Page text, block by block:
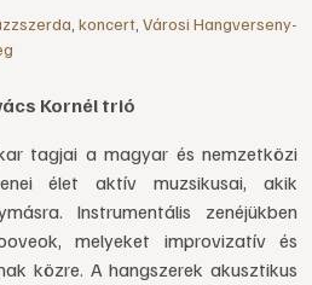
koncert Városi Hangverseny-
Kornél trió
tagjai a magyar és nemzetközi
élet aktív muzsikusai, akik
Instrumentális zenéjükben
melyeket improvizatív és
közre. A hangszerek akusztikus